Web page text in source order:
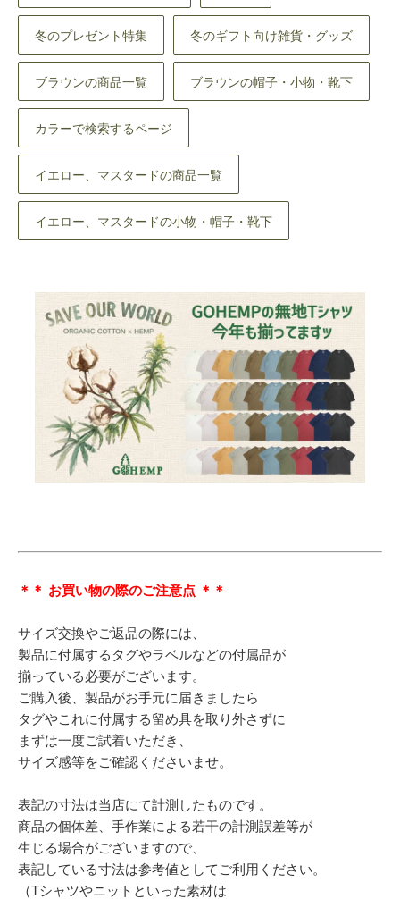
冬のプレゼント特集 冬のギフト向け雑貨・グッズ
ブラウンの商品一覧 ブラウンの帽子・小物・靴下
カラーで検索するページ
イエロー、マスタードの商品一覧
イエロー、マスタードの小物・帽子・靴下
＊＊ お買い物の際のご注意点 ＊＊
サイズ交換やご返品の際には、
製品に付属するタグやラベルなどの付属品が
揃っている必要がございます。
ご購入後、製品がお手元に届きましたら
タグやこれに付属する留め具を取り外さずに
まずは一度ご試着いただき、
サイズ感等をご確認くださいませ。
表記の寸法は当店にて計測したものです。
商品の個体差、手作業による若干の計測誤差等が
生じる場合がございますので、
表記している寸法は参考値としてご利用ください。
（Tシャツやニットといった素材は